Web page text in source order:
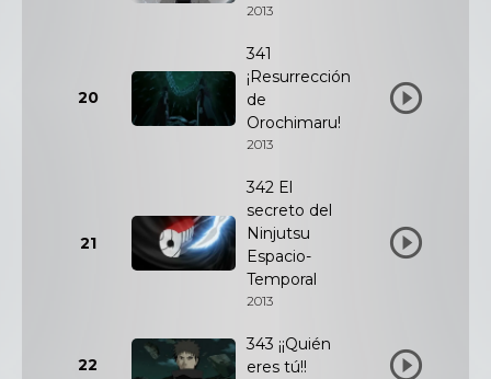
2013
20
341
¡Resurrección
de
Orochimaru!
2013
21
342 El
secreto del
Ninjutsu
Espacio-
Temporal
2013
22
343 ¡¡Quién
eres tú!!